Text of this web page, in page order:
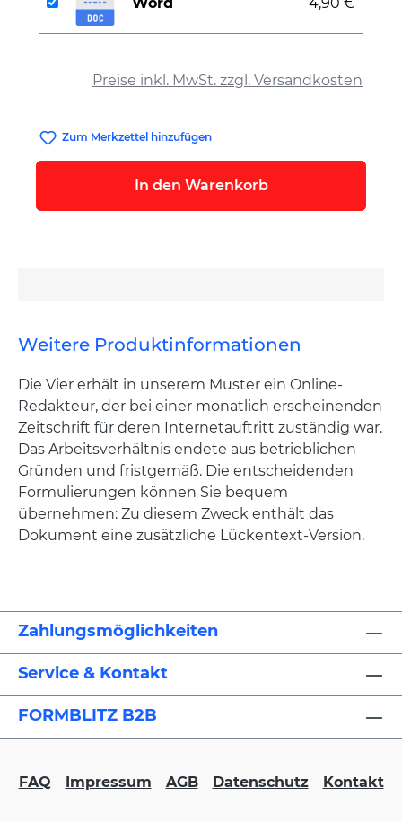
Preise inkl. MwSt. zzgl. Versandkosten
Zum Merkzettel hinzufügen
In den Warenkorb
Weitere Produktinformationen
Die Vier erhält in unserem Muster ein Online-
Redakteur, der bei einer monatlich erscheinenden
Zeitschrift für deren Internetauftritt zuständig war.
Das Arbeitsverhältnis endete aus betrieblichen
Gründen und fristgemäß. Die entscheidenden
Formulierungen können Sie bequem
übernehmen: Zu diesem Zweck enthält das
Dokument eine zusätzliche Lückentext-Version.
Zahlungsmöglichkeiten
Service & Kontakt
FORMBLITZ B2B
FAQ Impressum AGB Datenschutz Kontakt